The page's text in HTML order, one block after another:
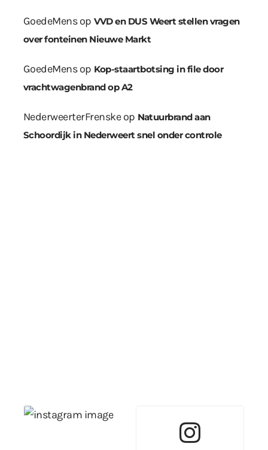
GoedeMensop VVD en DUS Weert stellen vragen
over fonteinen Nieuwe Markt
GoedeMensop Kop-staartbotsing in file door
vrachtwagenbrand op A2
NederweerterFrenskeop Natuurbrand aan
Schoordijk in Nederweert snel onder controle